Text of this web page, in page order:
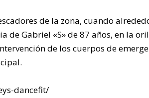
ALEJADA
de la zona, cuando
de Gabriel «S» de 87 años, en la
de los cuerpos de
dancefit/